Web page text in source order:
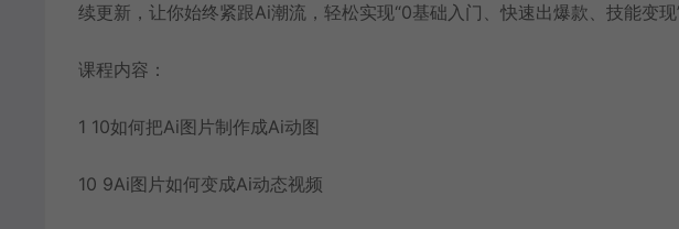
续更新，让你始终紧跟Ai潮流，轻松实现“0基础入门、快速出爆款、技能变现
课程内容：
1 10如何把Ai图片制作成Ai动图
10 9Ai图片如何变成Ai动态视频